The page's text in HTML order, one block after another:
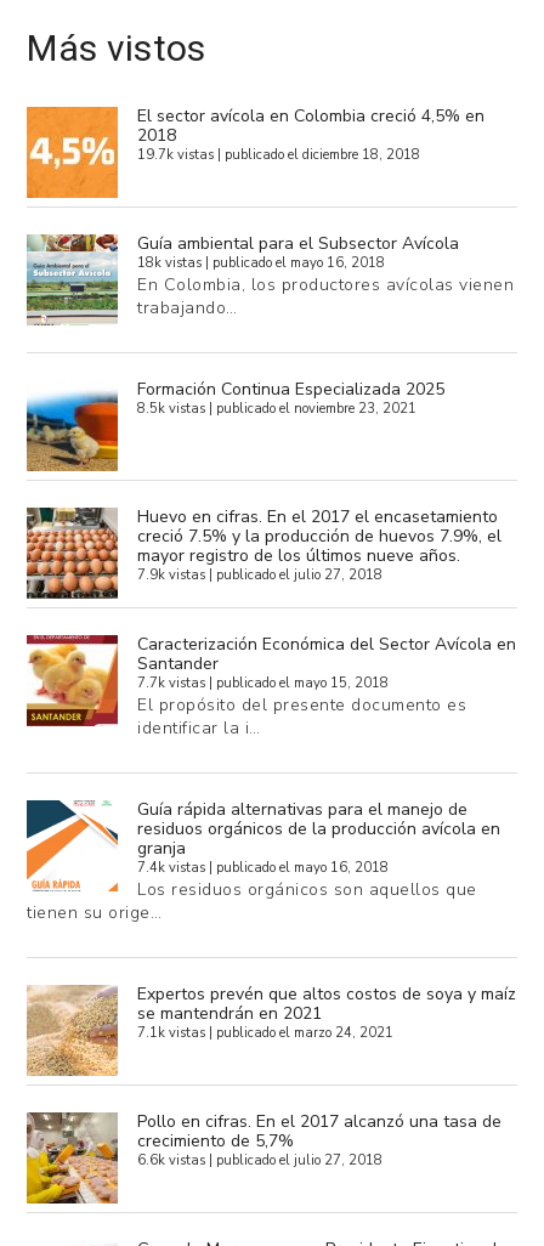
Más vistos
El sector avícola en Colombia creció 4,5% en
2018
19.7k vistas | publicado el diciembre 18, 2018
Guía ambiental para el Subsector Avícola
18k vistas | publicado el mayo 16, 2018
En Colombia, los productores avícolas vienen
trabajando…
Formación Continua Especializada 2025
8.5k vistas | publicado el noviembre 23, 2021
Huevo en cifras. En el 2017 el encasetamiento
creció 7.5% y la producción de huevos 7.9%, el
mayor registro de los últimos nueve años.
7.9k vistas | publicado el julio 27, 2018
Caracterización Económica del Sector Avícola en
Santander
7.7k vistas | publicado el mayo 15, 2018
El propósito del presente documento es
identificar la i…
Guía rápida alternativas para el manejo de
residuos orgánicos de la producción avícola en
granja
7.4k vistas | publicado el mayo 16, 2018
Los residuos orgánicos son aquellos que
tienen su orige…
Expertos prevén que altos costos de soya y maíz
se mantendrán en 2021
7.1k vistas | publicado el marzo 24, 2021
Pollo en cifras. En el 2017 alcanzó una tasa de
crecimiento de 5,7%
6.6k vistas | publicado el julio 27, 2018